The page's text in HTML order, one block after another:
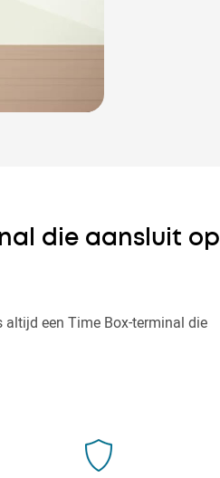
die aansluit op
altijd een Time Box-terminal die